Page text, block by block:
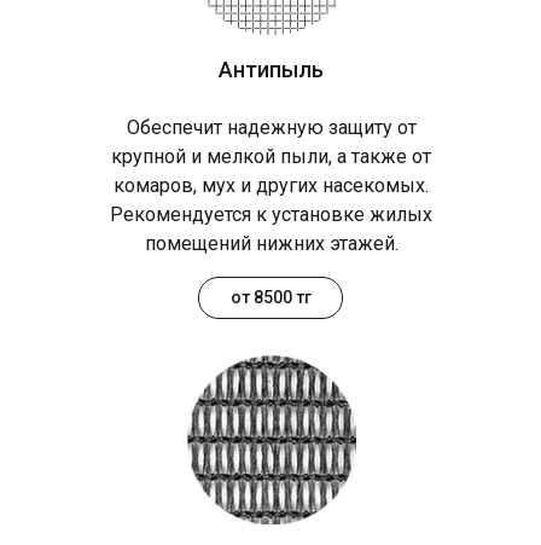
Антипыль
Обеспечит надежную защиту от
крупной и мелкой пыли, а также от
комаров, мух и других насекомых.
Рекомендуется к установке жилых
помещений нижних этажей.
от 8500 тг